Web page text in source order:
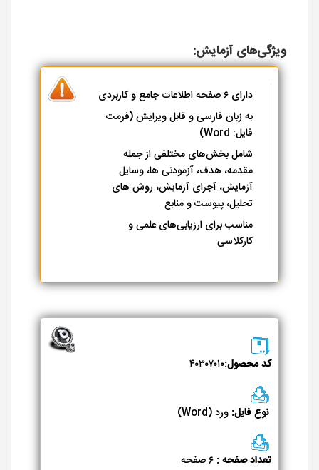
ویژگی‌های آزمایش:
دارای ۶ صفحه اطلاعات جامع و کاربردی
به زبان فارسی و قابل ویرایش (فرمت
فایل: Word)
شامل بخش‌های مختلفی از جمله
مقدمه، هدف، آزمودنی ها، وسایل
آزمایش، آجرای آزمایش، روش های
تحلیل، پیوست و منابع
مناسب برای ارزیابی‌های علمی و
کارکلاسی
کد محصول:۴۰۳۰۷۰۱۰
نوع فایل: ورد (Word)
تعداد صفحه : ۶ صفحه